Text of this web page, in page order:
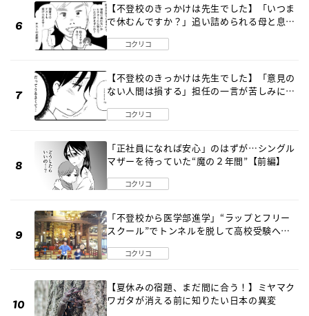
【不登校のきっかけは先生でした】「いつま
で休むんですか？」追い詰められる母と息子
コクリコ
【不登校のきっかけは先生でした】「意見の
ない人間は損する」担任の一言が苦しみに…
コクリコ
「正社員になれば安心」のはずが…シングル
マザーを待っていた“魔の２年間”【前編】
コクリコ
「不登校から医学部進学」“ラップとフリー
スクール”でトンネルを脱して高校受験へ
コクリコ
【夏休みの宿題、まだ間に合う！】ミヤマク
ワガタが消える前に知りたい日本の異変